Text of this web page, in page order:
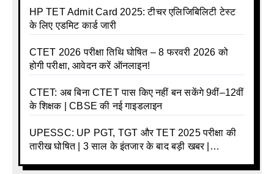
HP TET Admit Card 2025: टीचर एलिजिबिलिटी टेस्ट
के लिए एडमिट कार्ड जारी
CTET 2026 परीक्षा तिथि घोषित – 8 फरवरी 2026 को
होगी परीक्षा, आवेदन करें ऑनलाइन!
CTET: अब बिना CTET पास किए नहीं बन सकेंगे 9वीं–12वीं
के शिक्षक | CBSE की नई गाइडलाइन
UPESSC: UP PGT, TGT और TET 2025 परीक्षा की
तारीख घोषित | 3 साल के इंतजार के बाद बड़ी खबर |